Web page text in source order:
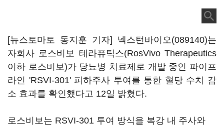
[뉴스토마토 동지훈 기자] 넥스턴바이오(089140)는
자회사 로스비보 테라퓨틱스(RosVivo Therapeutics
이하 로스비보)가 당뇨병 치료제로 개발 중인 파이프
라인 'RSVI-301' 피하주사 투여를 통한 혈당 수치 감
소 효과를 확인했다고 12일 밝혔다.
로스비보는 RSVI-301 투여 방식을 복강 내 주사와